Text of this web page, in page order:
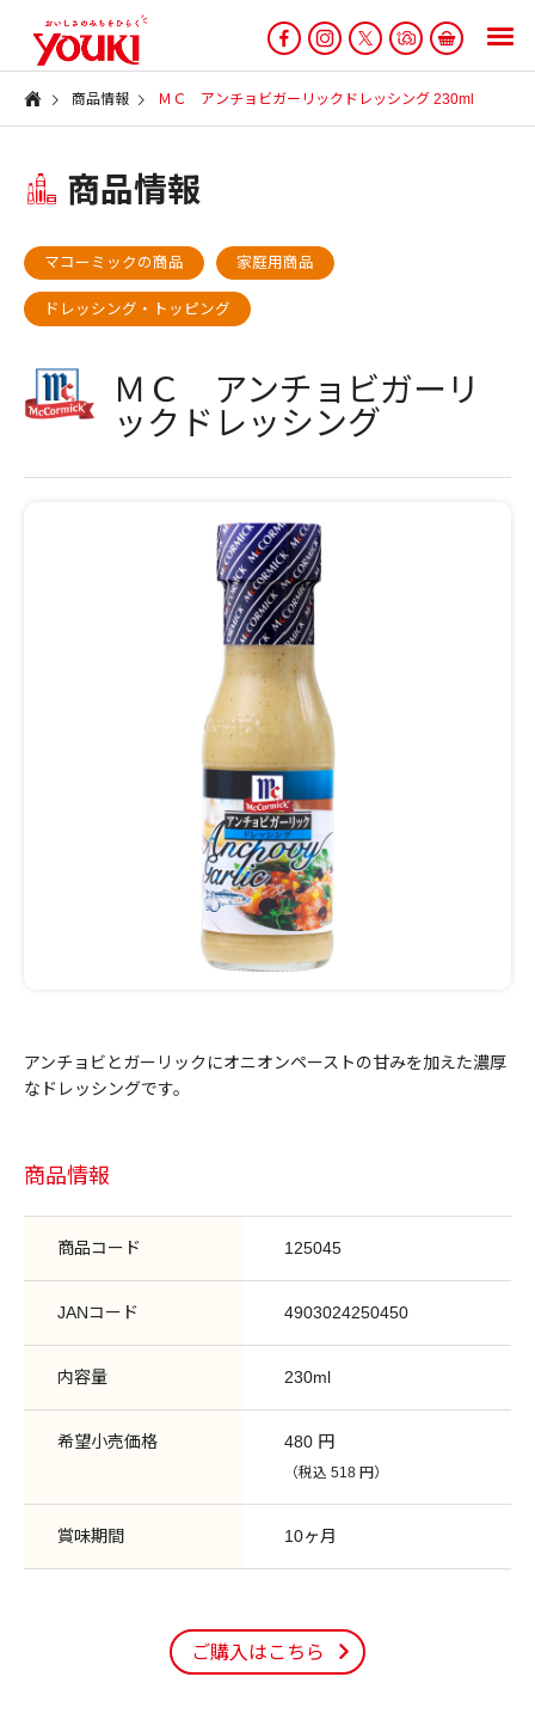
商品情報 ＭＣ アンチョビガーリックドレッシング 230ml
商品情報
マコーミックの商品 家庭用商品
ドレッシング・トッピング
ＭＣ アンチョビガーリ
ックドレッシング
アンチョビとガーリックにオニオンペーストの甘みを加えた濃厚
なドレッシングです。
商品情報
商品コード 125045
JANコード 4903024250450
内容量 230ml
希望小売価格 480 円
（税込 518 円）
賞味期間 10ヶ月
ご購入はこちら